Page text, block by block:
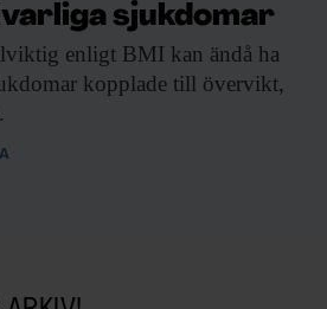
sjukdomar
enligt BMI kan ändå ha
kopplade till övervikt,